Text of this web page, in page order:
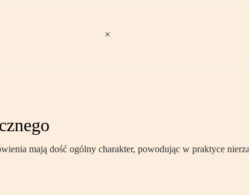
mają dość ogólny charakter, powodując w praktyce